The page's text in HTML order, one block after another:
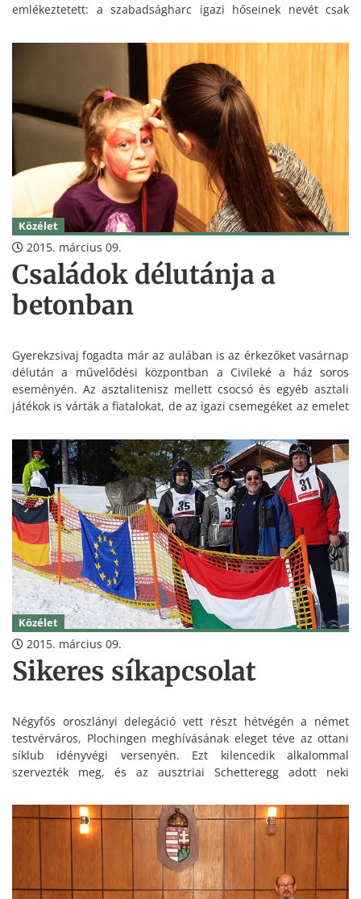
emlékeztetett: a szabadságharc igazi hőseinek nevét csak
Közélet
2015. március 09.
Családok délutánja a
betonban
Gyerekzsivaj fogadta már az aulában is az érkezőket vasárnap
délután a művelődési központban a Civileké a ház soros
eseményén. Az asztalitenisz mellett csocsó és egyéb asztali
játékok is várták a fiatalokat, de az igazi csemegéket az emelet
Közélet
2015. március 09.
Sikeres síkapcsolat
Négyfős oroszlányi delegáció vett részt hétvégén a német
testvérváros, Plochingen meghívásának eleget téve az ottani
síklub idényvégi versenyén. Ezt kilencedik alkalommal
szervezték meg, és az ausztriai Schetteregg adott neki
első alkalommal vált nemzetközivé.